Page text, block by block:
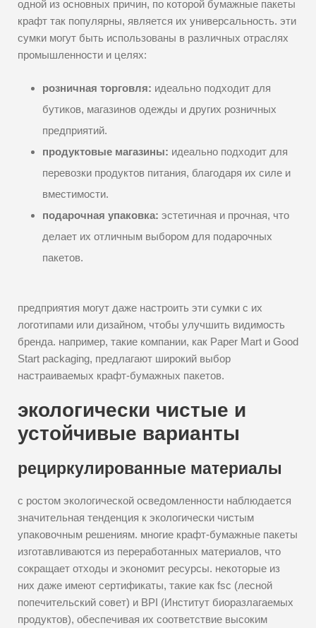
одной из основных причин, по которой бумажные пакеты
крафт так популярны, является их универсальность. эти
сумки могут быть использованы в различных отраслях
промышленности и целях:
розничная торговля: идеально подходит для
бутиков, магазинов одежды и других розничных
предприятий.
продуктовые магазины: идеально подходит для
перевозки продуктов питания, благодаря их силе и
вместимости.
подарочная упаковка: эстетичная и прочная, что
делает их отличным выбором для подарочных
пакетов.
предприятия могут даже настроить эти сумки с их
логотипами или дизайном, чтобы улучшить видимость
бренда. например, такие компании, как Paper Mart и Good
Start packaging, предлагают широкий выбор
настраиваемых крафт-бумажных пакетов.
экологически чистые и
устойчивые варианты
рециркулированные материалы
с ростом экологической осведомленности наблюдается
значительная тенденция к экологически чистым
упаковочным решениям. многие крафт-бумажные пакеты
изготавливаются из переработанных материалов, что
сокращает отходы и экономит ресурсы. некоторые из
них даже имеют сертификаты, такие как fsc (лесной
попечительский совет) и BPI (Институт биоразлагаемых
продуктов), обеспечивая их соответствие высоким